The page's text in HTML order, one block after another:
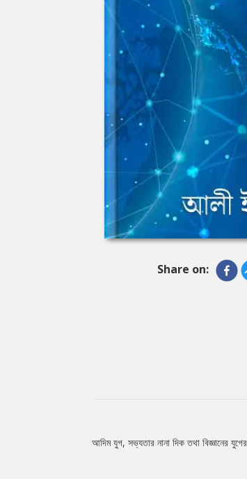
Share on:
Tab
আদিম যুগ, সভ্যতার নানা দিক তথা বিজ্ঞানের